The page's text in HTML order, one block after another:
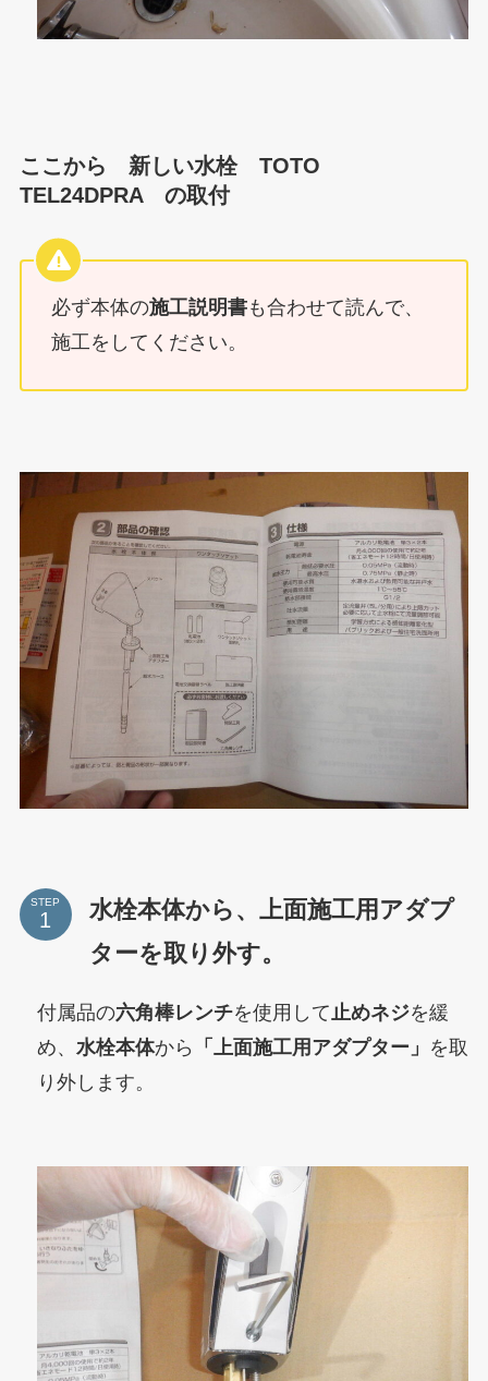
ここから 新しい水栓 TOTO
TEL24DPRA の取付
必ず本体の施工説明書も合わせて読んで、
施工をしてください。
STEP
水栓本体から、上面施工用アダプ
ターを取り外す。
付属品の六角棒レンチを使用して 止めネジを緩
め、 水栓本体から 「上面施工用アダプター」 を取
り外します。